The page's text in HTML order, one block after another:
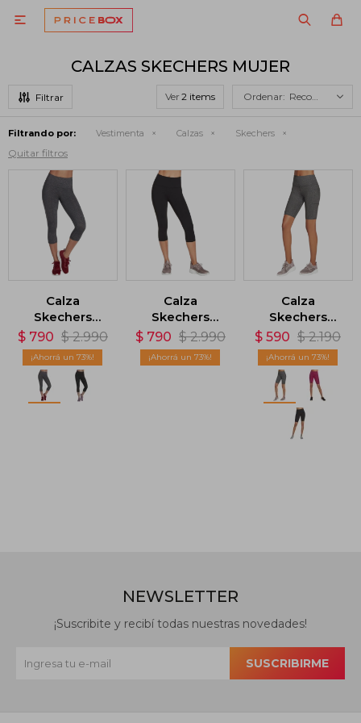

CALZAS SKECHERS MUJER
Ver Recomendados
Filtrando por: Vestimenta Calzas Skechers
Quitar filtros
Calza
Skechers
GoWalk - Gris
$ 790 $ 2.990
73
Calza
Skechers
GoFlex - Negro
$ 790 $ 2.990
73
Calza
Skechers
GoFlex Bike -
Gris
$ 590 $ 2.190
73
NEWSLETTER
¡Suscribite y recibí todas nuestras novedades!
SUSCRIBIRME